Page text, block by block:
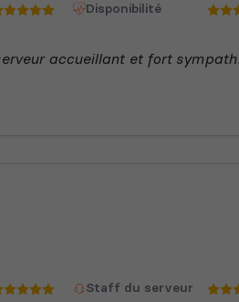
Disponibilité
accueillant et fort
Staff du serveur